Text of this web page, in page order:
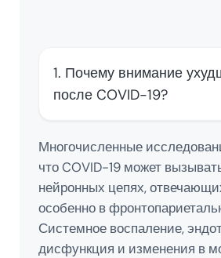
1. Почему внимание
после COVID-19?
Многочисленные
что COVID-19 может
нейронных цепях,
особенно в
Системное воспаление,
дисфункция и изменения в